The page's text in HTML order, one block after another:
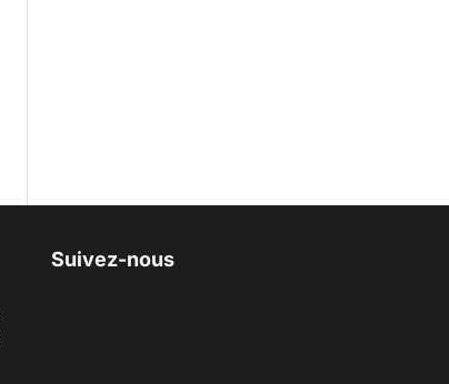
Suivez-nous